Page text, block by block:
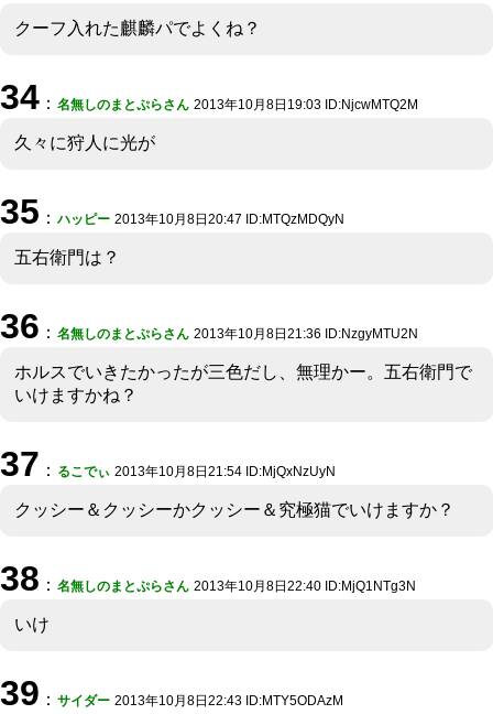
クーフ入れた麒麟パでよくね？
34 ： 名無しのまとぷらさん 2013年10月8日19:03 ID:NjcwMTQ2M
久々に狩人に光が
35 ： ハッピー 2013年10月8日20:47 ID:MTQzMDQyN
五右衛門は？
36 ： 名無しのまとぷらさん 2013年10月8日21:36 ID:NzgyMTU2N
ホルスでいきたかったが三色だし、無理かー。五右衛門で
いけますかね？
37 ： るこでぃ 2013年10月8日21:54 ID:MjQxNzUyN
クッシー＆クッシーかクッシー＆究極猫でいけますか？
38 ： 名無しのまとぷらさん 2013年10月8日22:40 ID:MjQ1NTg3N
いけ
39 ： サイダー 2013年10月8日22:43 ID:MTY5ODAzM